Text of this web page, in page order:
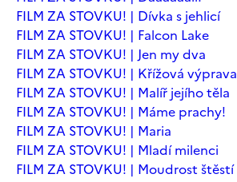
FILM ZA STOVKU! | Dívka s jehlicí
FILM ZA STOVKU! | Falcon Lake
FILM ZA STOVKU! | Jen my dva
FILM ZA STOVKU! | Křížová výprava
FILM ZA STOVKU! | Malíř jejího těla
FILM ZA STOVKU! | Máme prachy!
FILM ZA STOVKU! | Maria
FILM ZA STOVKU! | Mladí milenci
FILM ZA STOVKU! | Moudrost štěstí